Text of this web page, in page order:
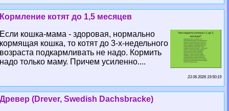
Кормление котят до 1,5 месяцев
Если кошка-мама - здоровая, нормально
кормящая кошка, то котят до 3-х-недельного
возраста подкармливать не надо. Кормить
надо только маму. Причем усиленно....
23 06 2026 19:50:19
Древер (Drever, Swedish Dachsbracke)